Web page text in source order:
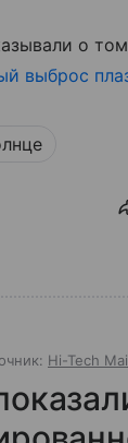
о
выброс
Hi-Tech